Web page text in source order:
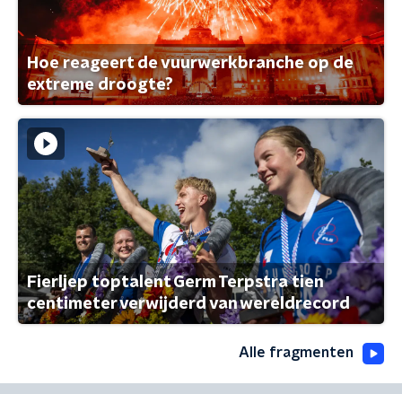
Hoe reageert de vuurwerkbranche op de
extreme droogte?
Fierljep toptalent Germ Terpstra tien
centimeter verwijderd van wereldrecord
Alle fragmenten